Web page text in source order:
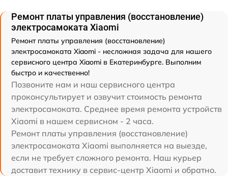
Ремонт платы управления (восстановление)
электросамоката Xiaomi
Ремонт платы управления (восстановление)
электросамоката Xiaomi - несложная задача для нашего
сервисного центра Xiaomi в Екатеринбурге. Выполним
быстро и качественно!
Позвоните нам и наш сервисного центра
проконсультирует и озвучит стоимость ремонта
электросамоката. Среднее время ремонта устройств
Xiaomi в нашем сервисном - 2 часа.
Ремонт платы управления (восстановление)
электросамоката Xiaomi выполняется на выезде,
если не требует сложного ремонта. Наш курьер
доставит технику в сервис-центр Xiaomi и обратно.